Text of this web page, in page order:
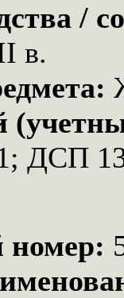
/
в.
ДСП
номер: